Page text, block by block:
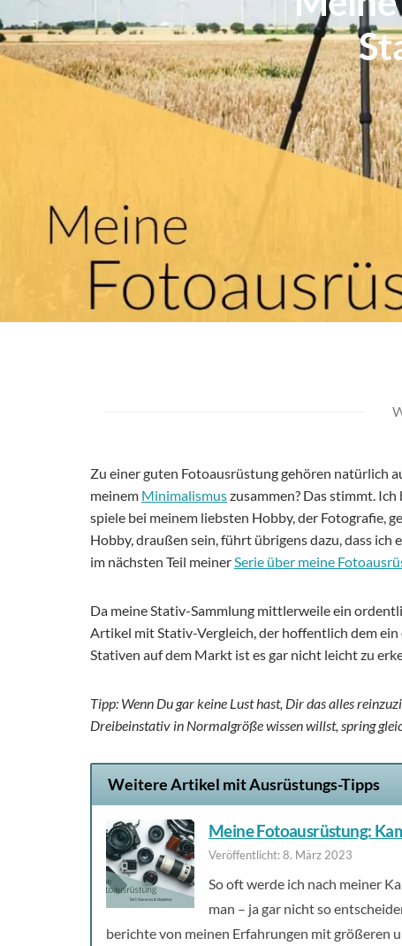
Zu einer guten Fotoausrüstung gehören natürlich
meinem Minimalismuszusammen? Das stimmt.
spiele bei meinem liebsten Hobby, der Fotografie,
Hobby, draußen sein, führt übrigens dazu, dass ich
im nächsten Teil meinerSerie über meine
Da meine Stativ-Sammlung mittlerweile ein
Artikel mit Stativ-Vergleich, der hoffentlich dem
Stativen auf dem Markt ist es gar nicht leicht zu
Tipp: Wenn Du gar keine Lust hast, Dir das alles
Dreibeinstativ in Normalgröße wissen willst, spring
Weitere Artikel mit Ausrüstungs-Tipps
Meine Fotoausrüstung:
Veröffentlicht: 8. März 2023
So oft werde ich nach meiner
man – ja gar nicht so
berichte von meinen Erfahrungen mit größeren